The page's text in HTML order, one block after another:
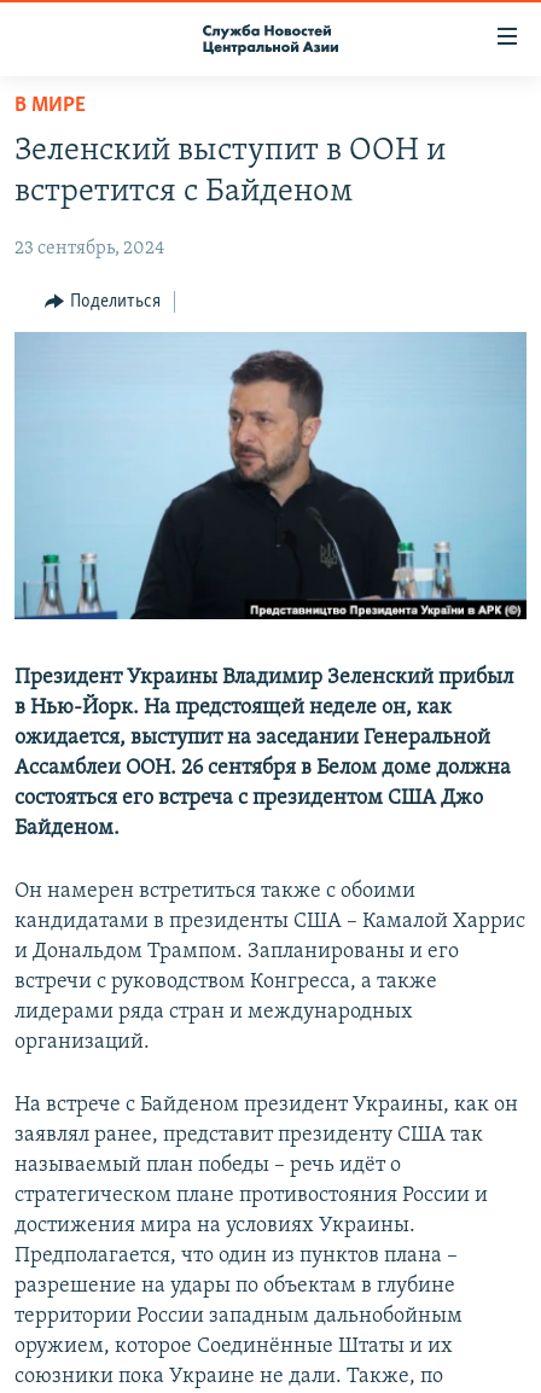
Вернуться
основному
содержанию
Вернутся
навигации
Вернутся
КОНТАКТЫ
RFE/RL ДИРЕКТ
НАСТОЯЩЕЕ ВРЕМЯ
В МИРЕ
Зеленский выступит в ООН и
встретится с Байденом
23 сентябрь, 2024
Поделиться
Президент Украины Владимир Зеленский прибыл
в Нью-Йорк. На предстоящей неделе он, как
ожидается, выступит на заседании Генеральной
Ассамблеи ООН. 26 сентября в Белом доме должна
состояться его встреча с президентом США Джо
Байденом.
Он намерен встретиться также с обоими
кандидатами в президенты США – Камалой Харрис
и Дональдом Трампом. Запланированы и его
встречи с руководством Конгресса, а также
лидерами ряда стран и международных
организаций.
На встрече с Байденом президент Украины, как он
заявлял ранее, представит президенту США так
называемый план победы – речь идёт о
стратегическом плане противостояния России и
достижения мира на условиях Украины.
Предполагается, что один из пунктов плана –
разрешение на удары по объектам в глубине
территории России западным дальнобойным
оружием, которое Соединённые Штаты и их
союзники пока Украине не дали. Также, по